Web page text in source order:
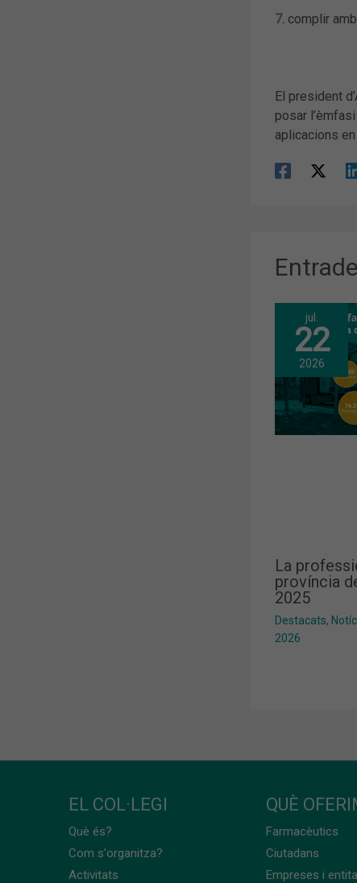
7. complir
El president
posar
aplicacions
jul.
22
2026
La
província
2025
Destacats,
2026
EL COL·LEGI
Què és?
Com s'organitza?
Activitats
QUÈ
Farmacèutics
Ciutadans
Empreses i